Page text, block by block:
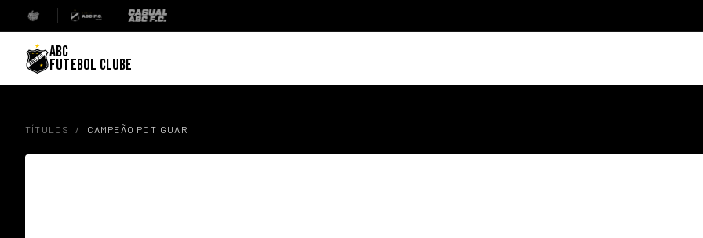
ABC
FUTEBOL CLUBE
TÍTULOS / CAMPEÃO POTIGUAR